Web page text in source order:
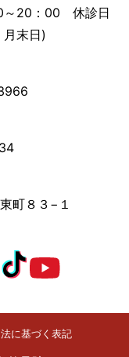
20：00 休診日
末日)
町８３−１
に基づく表記